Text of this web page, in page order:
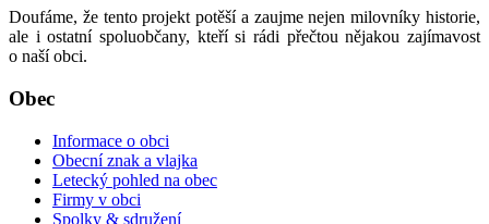
Doufáme, že tento projekt potěší a zaujme nejen milovníky historie,
ale i ostatní spoluobčany, kteří si rádi přečtou nějakou zajímavost
o naší obci.
Obec
Informace o obci
Obecní znak a vlajka
Letecký pohled na obec
Firmy v obci
Spolky & sdružení